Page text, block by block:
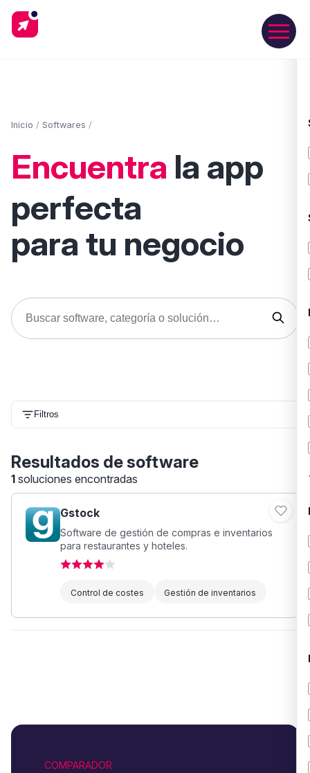
Inicio / Softwares /
Encuentra la app
perfecta
para tu negocio
Filtros
Resultados de software
1 soluciones encontradas
Gstock
Software de gestión de compras e inventarios
para restaurantes y hoteles.
Control de costes Gestión de inventarios
COMPARADOR